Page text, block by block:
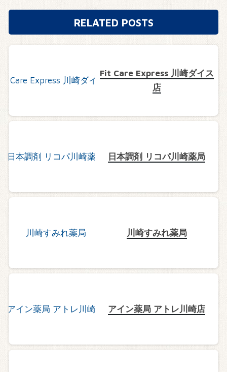
RELATED POSTS
Fit Care Express 川崎ダイス
店
日本調剤 リコパ川崎薬局
川崎すみれ薬局
アイン薬局 アトレ川崎店